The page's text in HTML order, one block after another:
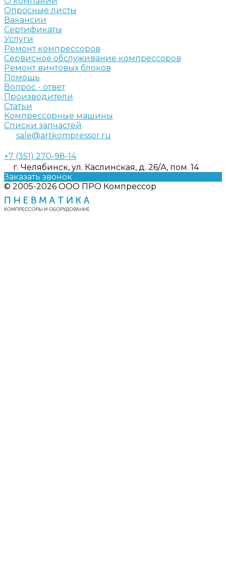
Опросные листы
Вакансии
Сертификаты
Услуги
Ремонт компрессоров
Сервисное обслуживание компрессоров
Ремонт винтовых блоков
Помощь
Вопрос - ответ
Производители
Статьи
Компрессорные машины
Списки запчастей
sale@artkompressor.ru
+7 (351) 270-98-14
г. Челябинск, ул. Каслинская, д. 26/А, пом. 14
Заказать звонок
© 2005-2026 ООО ПРО Компрессор